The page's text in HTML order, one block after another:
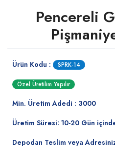
Pencereli
Ürün Kodu : SPRK-14
Özel Üretilim Yapılır
Min. Üretim Adedi : 3000
Üretim Süresi: 10-20 Gün
Depodan Teslim veya